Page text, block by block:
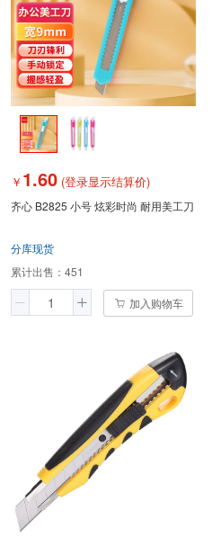
￥ 1.60 (登录显示结算价)
齐心 B2825 小号 炫彩时尚 耐用美工刀
分库现货
累计出售： 451
加入购物车